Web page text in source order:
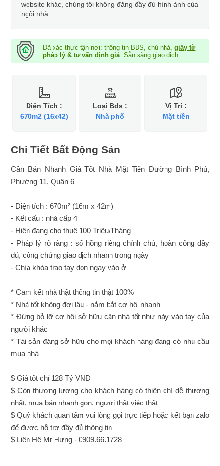
website khác, chúng tôi không đăng đầy đủ hình ảnh của
ngôi nhà
Đã xác thực tận nơi: thông tin BĐS, chủ nhà,giấy tờ
pháp lý & tư vấn định giá. Sẵn sàng giao dịch.
Diện Tích :
670m2 (16x42)
Loại Bds :
Nhà phố
Vị Trí :
Mặt tiền
Chi Tiết Bất Động Sản
Cần Bán Nhanh Giá Tốt Nhà Mặt Tiền Đường Bình Phú,
Phường 11,Quận 6
- Diện tích : 670m² (16m x 42m)
- Kết cấu : nhà cấp 4
- Hiện đang cho thuê 100 Triệu/Tháng
- Pháp lý rõ ràng : sổ hồng riêng chính chủ, hoàn công đầy
đủ, công chứng giao dịch nhanh trong ngày
- Chìa khóa trao tay dọn ngay vào ở
* Cam kết nhà thật thông tin thật 100%
* Nhà tốt không đợi lâu - nắm bắt cơ hội nhanh
* Đừng bỏ lỡ cơ hội sở hữu căn nhà tốt như này vào tay của
người khác
* Tài sản đáng sở hữu cho mọi khách hàng đang có nhu cầu
mua nhà
$ Giá tốt chỉ 128 Tỷ VNĐ
$ Còn thương lượng cho khách hàng có thiện chí dễ thương
nhất, mua bán nhanh gọn, người thật việc thật
$ Quý khách quan tâm vui lòng gọi trực tiếp hoặc kết bạn zalo
để được hỗ trợ đầy đủ thông tin
$ Liên Hệ Mr Hưng - 0909.66.1728